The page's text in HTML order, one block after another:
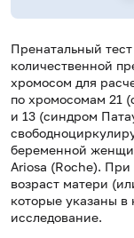
Пренатальный
количественной
хромосом для
по хромосомам 21
и 13 (синдром
беременной
Ariosa (Roche). При
возраст матери
которые указаны в
исследование.